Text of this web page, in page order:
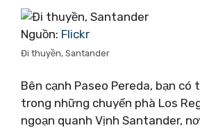
Nguồn: Flickr
Đi thuyền, Santander
Bên cạnh Paseo Pereda, bạn có
trong những chuyến phà Los
ngoạn quanh Vịnh Santander,